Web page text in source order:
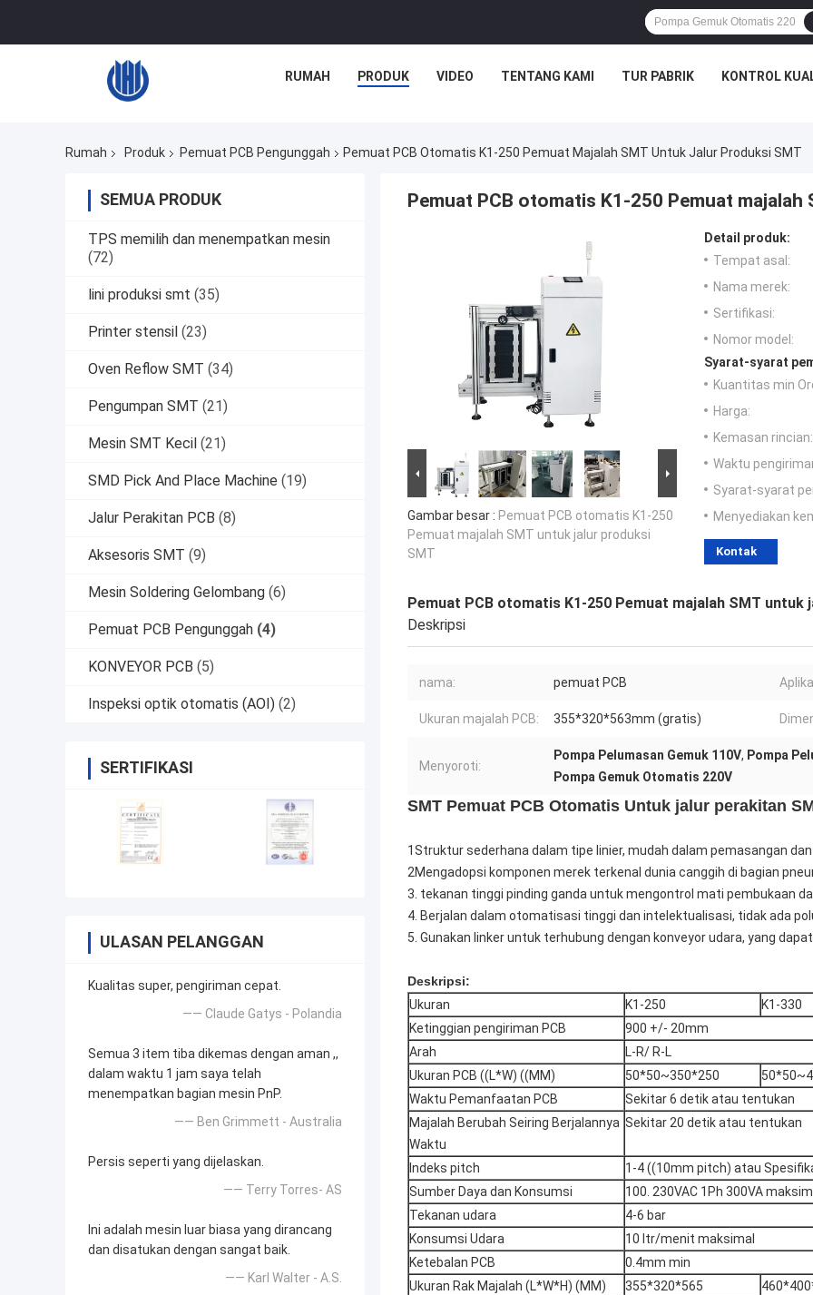
RUMAH PRODUK VIDEO TENTANG KAMI TUR PABRIK KONTROL
Rumah Produk Pemuat PCB Pengunggah Pemuat PCB Otomatis K1-250 Pemuat Majalah SMT Untuk Jalur Produksi SMT
SEMUA PRODUK
TPS memilih dan menempatkan mesin
(72)
lini produksi smt (35)
Printer stensil (23)
Oven Reflow SMT (34)
Pengumpan SMT (21)
Mesin SMT Kecil (21)
SMD Pick And Place Machine (19)
Jalur Perakitan PCB (8)
Aksesoris SMT (9)
Mesin Soldering Gelombang (6)
Pemuat PCB Pengunggah (4)
KONVEYOR PCB (5)
Inspeksi optik otomatis (AOI) (2)
SERTIFIKASI
ULASAN PELANGGAN
Kualitas super, pengiriman cepat.
—— Claude Gatys - Polandia
Semua 3 item tiba dikemas dengan aman ,,
dalam waktu 1 jam saya telah
menempatkan bagian mesin PnP.
—— Ben Grimmett - Australia
Persis seperti yang dijelaskan.
—— Terry Torres- AS
Ini adalah mesin luar biasa yang dirancang
dan disatukan dengan sangat baik.
—— Karl Walter - A.S.
Pemuat PCB otomatis K1-250 Pemuat
Gambar besar : Pemuat PCB otomatis K1-250
Pemuat majalah SMT untuk jalur produksi
SMT
Detail produk:
Tempat asal:
Nama merek:
Sertifikasi:
Nomor model:
Syarat-syarat
Kuantitas min
Harga:
Kemasan rincian:
Waktu
Syarat-syarat
Menyediakan
Kontak
Pemuat PCB otomatis K1-250 Pemuat majalah SMT untuk
Deskripsi
nama: pemuat PCB
Ukuran majalah PCB: 355*320*563mm (gratis)
Menyoroti:
Pompa Pelumasan Gemuk 110V, Pompa
Pompa Gemuk Otomatis 220V
SMT Pemuat PCB Otomatis Untuk jalur perakitan
1Struktur sederhana dalam tipe linier, mudah dalam pemasangan
2Mengadopsi komponen merek terkenal dunia canggih di bagian
3. tekanan tinggi pinding ganda untuk mengontrol mati pembukaan
4. Berjalan dalam otomatisasi tinggi dan intelektualisasi, tidak ada
5. Gunakan linker untuk terhubung dengan konveyor udara, yang
Deskripsi:
Ukuran
K1-250 K1-330
Ketinggian pengiriman PCB
900 +/- 20mm
Arah
L-R/ R-L
Ukuran PCB ((L*W) ((MM)
50*50~350*250
Waktu Pemanfaatan PCB
Sekitar 6 detik atau tentukan
Majalah Berubah Seiring Berjalannya
Waktu
Sekitar 20 detik atau tentukan
Indeks pitch
1-4 ((10mm pitch) atau
Sumber Daya dan Konsumsi
100. 230VAC 1Ph 300VA
Tekanan udara
4-6 bar
Konsumsi Udara
10 ltr/menit maksimal
Ketebalan PCB
0.4mm min
Ukuran Rak Majalah (L*W*H) (MM)
355*320*565